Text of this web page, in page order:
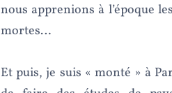
nous apprenions à l’époque
mortes…
Et puis, je suis « monté » à